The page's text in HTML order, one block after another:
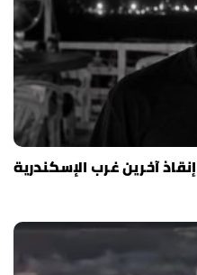
آخرين غرب الإسكندرية